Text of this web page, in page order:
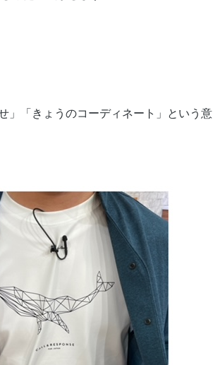
」「きょうのコーディネート」という意